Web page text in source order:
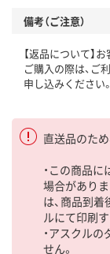
備考（ご注意）
【返品について】
ご購入の際は、ご
申し込みください。
直送品のた
・この商品
場合があり
は、商品到
ルにて印刷
・アスクル
せん。